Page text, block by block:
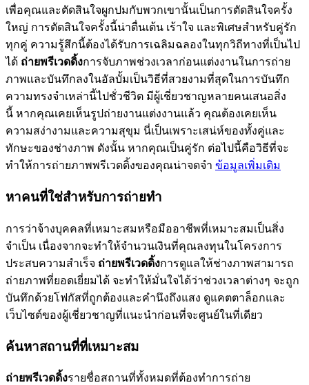
เพื่อคุณและตัดสินใจผูกปมกับพวกเขานั้นเป็นการตัดสินใจครั้ง
ใหญ่ การตัดสินใจครั้งนี้น่าตื่นเต้น เร้าใจ และพิเศษสำหรับคู่รัก
ทุกคู่ ความรู้สึกนี้ต้องได้รับการเฉลิมฉลองในทุกวิถีทางที่เป็นไป
ได้ ถ่ายพรีเวดดิ้งการจับภาพช่วงเวลาก่อนแต่งงานในการถ่าย
ภาพและบันทึกลงในอัลบั้มเป็นวิธีที่สวยงามที่สุดในการบันทึก
ความทรงจำเหล่านี้ไปชั่วชีวิต มีผู้เชี่ยวชาญหลายคนเสนอสิ่ง
นี้ หากคุณเคยเห็นรูปถ่ายงานแต่งงานแล้ว คุณต้องเคยเห็น
ความสง่างามและความสุขุม นี่เป็นเพราะเสน่ห์ของทั้งคู่และ
ทักษะของช่างภาพ ดังนั้น หากคุณเป็นคู่รัก ต่อไปนี้คือวิธีที่จะ
ทำให้การถ่ายภาพพรีเวดดิ้งของคุณน่าจดจำ ข้อมูลเพิ่มเติม
หาคนที่ใช่สำหรับการถ่ายทำ
การว่าจ้างบุคคลที่เหมาะสมหรือมืออาชีพที่เหมาะสมเป็นสิ่ง
จำเป็น เนื่องจากจะทำให้จำนวนเงินที่คุณลงทุนในโครงการ
ประสบความสำเร็จ ถ่ายพรีเวดดิ้งการดูแลให้ช่างภาพสามารถ
ถ่ายภาพที่ยอดเยี่ยมได้ จะทำให้มั่นใจได้ว่าช่วงเวลาต่างๆ จะถูก
บันทึกด้วยโฟกัสที่ถูกต้องและคำนึงถึงแสง ดูแคตตาล็อกและ
เว็บไซต์ของผู้เชี่ยวชาญที่แนะนำก่อนที่จะศูนย์ในที่เดียว
ค้นหาสถานที่ที่เหมาะสม
ถ่ายพรีเวดดิ้งรายชื่อสถานที่ทั้งหมดที่ต้องทำการถ่าย